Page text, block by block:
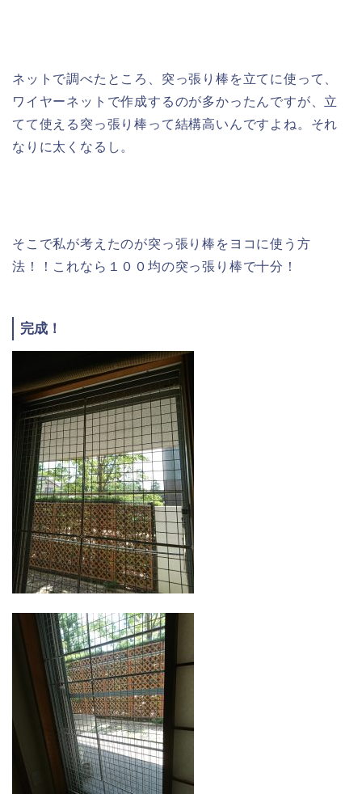
ネットで調べたところ、突っ張り棒を立てに使って、
ワイヤーネットで作成するのが多かったんですが、立
てて使える突っ張り棒って結構高いんですよね。それ
なりに太くなるし。
そこで私が考えたのが突っ張り棒をヨコに使う方
法！！これなら１００均の突っ張り棒で十分！
完成！